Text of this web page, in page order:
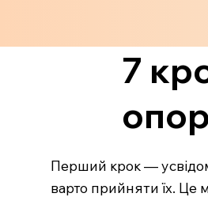
7
Перший крок —
варто прийняти їх. Це